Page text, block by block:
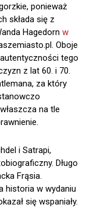
ponieważ
składa się z
Hagedorn w
Oboje
tego
z lat 60. i 70.
za który
na tle
i Satrapi,
Długo
Frąsia.
historia w wydaniu
się wspaniały.